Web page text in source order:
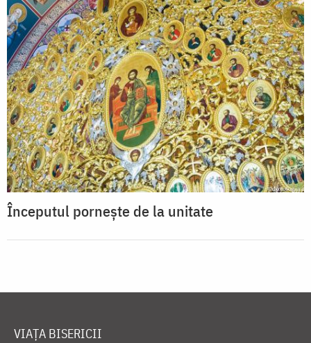
Începutul pornește de la unitate
VIAȚA BISERICII